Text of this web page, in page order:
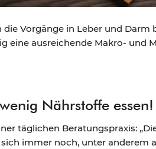
Vorgänge in Leber und
eine ausreichende Makro-
Nährstoffe essen!
täglichen Beratungspraxis:
immer noch, unter